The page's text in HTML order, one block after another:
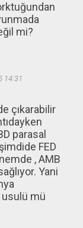
mi?
14:31
çıkarabilir
parasal
FED
, AMB
Yani
mü